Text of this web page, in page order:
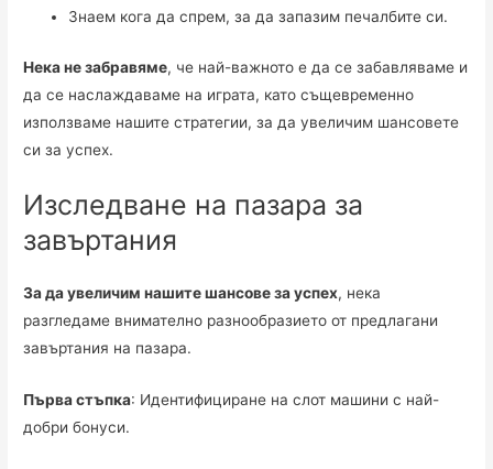
Знаем кога да спрем, за да запазим печалбите си.
Нека не забравяме, че най-важното е да се забавляваме и
да се наслаждаваме на играта, като същевременно
използваме нашите стратегии, за да увеличим шансовете
си за успех.
Изследване на пазара за
завъртания
За да увеличим нашите шансове за успех, нека
разгледаме внимателно разнообразието от предлагани
завъртания на пазара.
Първа стъпка: Идентифициране на слот машини с най-
добри бонуси.